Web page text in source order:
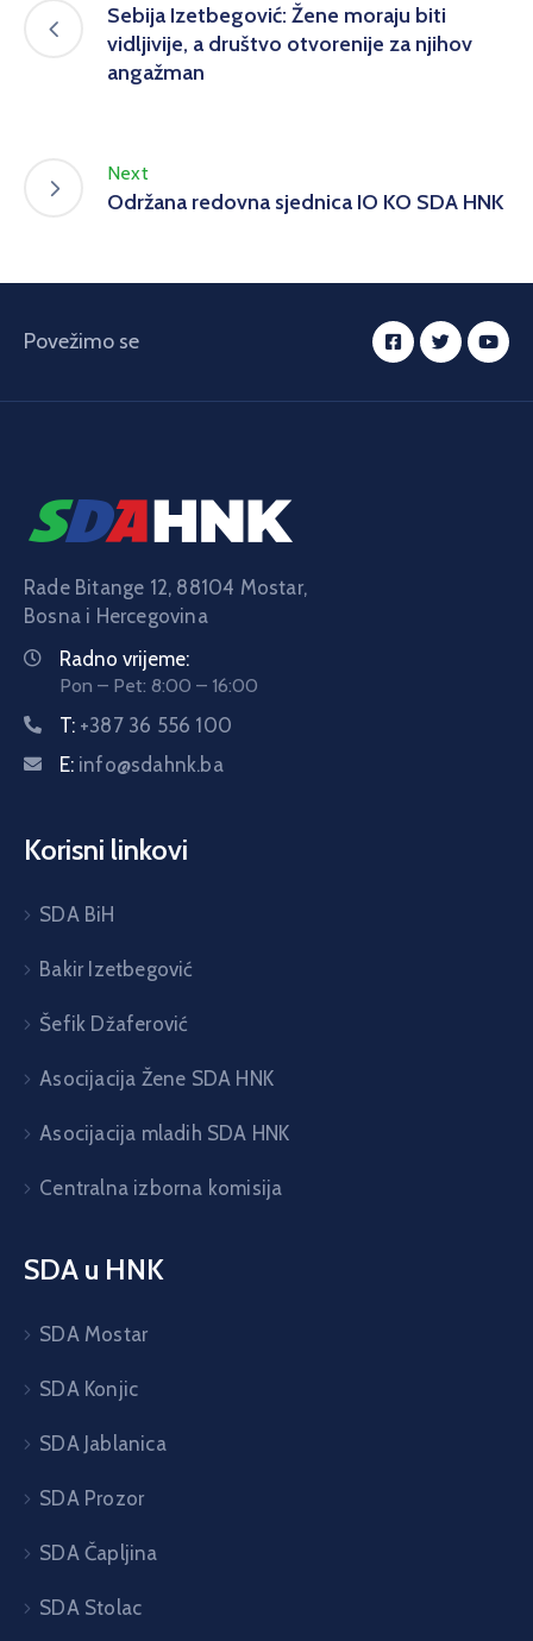
Sebija Izetbegović: Žene moraju biti
vidljivije, a društvo otvorenije za njihov
angažman
Next
Održana redovna sjednica IO KO SDA HNK
Povežimo se
Rade Bitange 12, 88104 Mostar,
Bosna i Hercegovina
Radno vrijeme:
Pon – Pet: 8:00 – 16:00
T: +387 36 556 100
E: info@sdahnk.ba
Korisni linkovi
SDA BiH
Bakir Izetbegović
Šefik Džaferović
Asocijacija Žene SDA HNK
Asocijacija mladih SDA HNK
Centralna izborna komisija
SDA u HNK
SDA Mostar
SDA Konjic
SDA Jablanica
SDA Prozor
SDA Čapljina
SDA Stolac